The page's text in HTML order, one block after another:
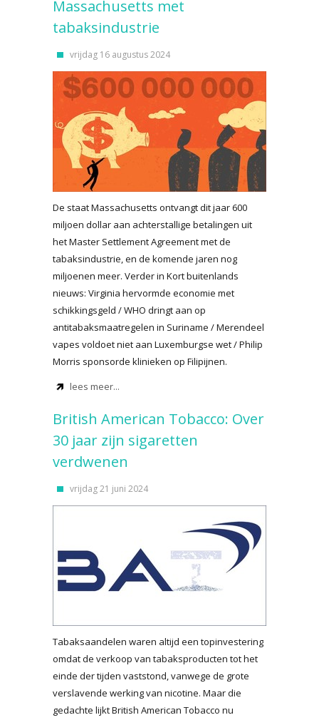
Massachusetts met
tabaksindustrie
vrijdag 16 augustus 2024
De staat Massachusetts ontvangt dit jaar 600
miljoen dollar aan achterstallige betalingen uit
het Master Settlement Agreement met de
tabaksindustrie, en de komende jaren nog
miljoenen meer. Verder in Kort buitenlands
nieuws: Virginia hervormde economie met
schikkingsgeld / WHO dringt aan op
antitabaksmaatregelen in Suriname / Merendeel
vapes voldoet niet aan Luxemburgse wet / Philip
Morris sponsorde klinieken op Filipijnen.
lees meer...
British American Tobacco: Over
30 jaar zijn sigaretten
verdwenen
vrijdag 21 juni 2024
Tabaksaandelen waren altijd een topinvestering
omdat de verkoop van tabaksproducten tot het
einde der tijden vaststond, vanwege de grote
verslavende werking van nicotine. Maar die
gedachte lijkt British American Tobacco nu